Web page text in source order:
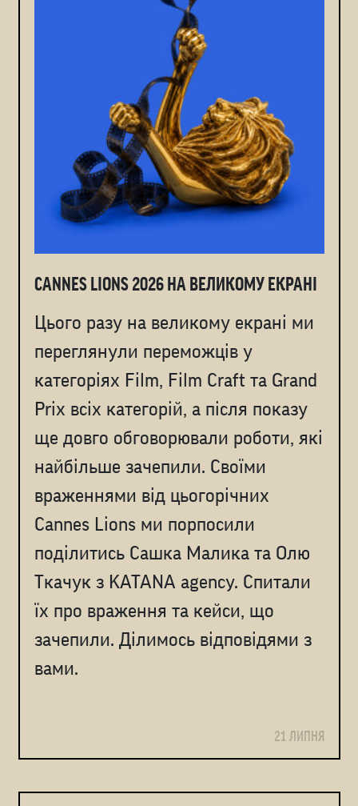
CANNES LIONS 2026 НА ВЕЛИКОМУ ЕКРАНІ
Цього разу на великому екрані ми
переглянули переможців у
категоріях Film, Film Craft та Grand
Prix всіх категорій, а після показу
ще довго обговорювали роботи, які
найбільше зачепили. Cвоїми
враженнями від цьогорічних
Cannes Lions ми порпосили
поділитись Сашка Малика та Олю
Ткачук з KATANA agency. Спитали
їх про враження та кейси, що
зачепили. Ділимось відповідями з
вами.
21 ЛИПНЯ